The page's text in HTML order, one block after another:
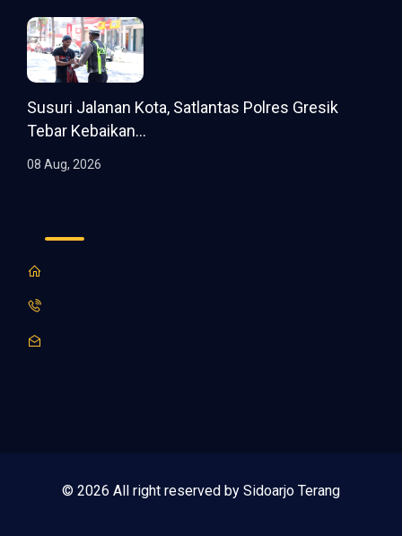
Susuri Jalanan Kota, Satlantas Polres Gresik
Tebar Kebaikan...
08 Aug, 2026
© 2026 All right reserved by Sidoarjo Terang